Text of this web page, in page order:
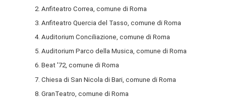
2. Anfiteatro Correa, comune di Roma
3. Anfiteatro Quercia del Tasso, comune di Roma
4. Auditorium Conciliazione, comune di Roma
5. Auditorium Parco della Musica, comune di Roma
6. Beat '72, comune di Roma
7. Chiesa di San Nicola di Bari, comune di Roma
8. GranTeatro, comune di Roma